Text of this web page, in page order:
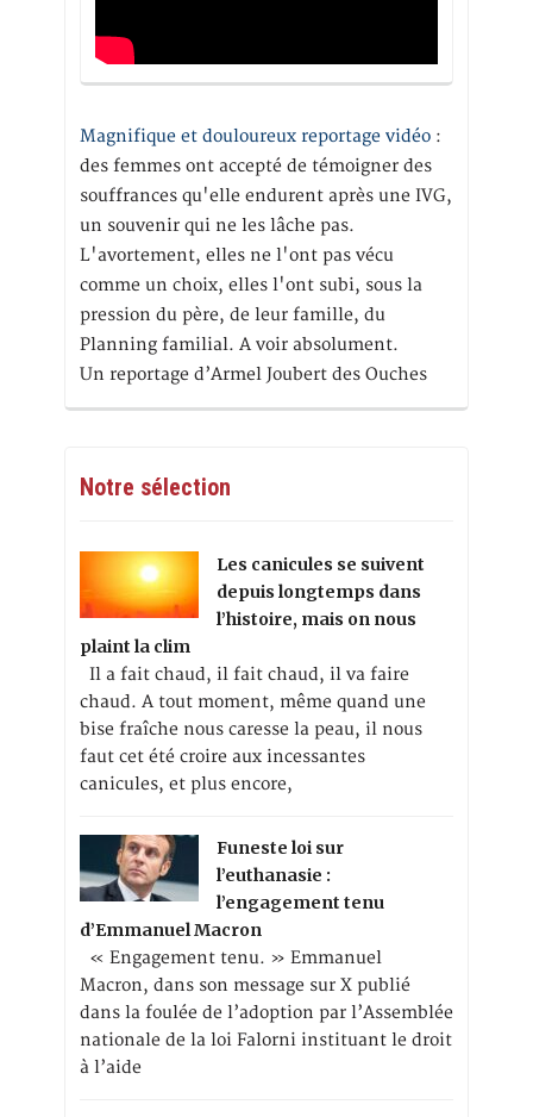
Magnifique et douloureux reportage vidéo :
des femmes ont accepté de témoigner des
souffrances qu'elle endurent après une IVG,
un souvenir qui ne les lâche pas.
L'avortement, elles ne l'ont pas vécu
comme un choix, elles l'ont subi, sous la
pression du père, de leur famille, du
Planning familial. A voir absolument.
Un reportage d’Armel Joubert des Ouches
Notre sélection
Les canicules se suivent
depuis longtemps dans
l’histoire, mais on nous
plaint la clim
Il a fait chaud, il fait chaud, il va faire
chaud. A tout moment, même quand une
bise fraîche nous caresse la peau, il nous
faut cet été croire aux incessantes
canicules, et plus encore,
Funeste loi sur
l’euthanasie :
l’engagement tenu
d’Emmanuel Macron
« Engagement tenu. » Emmanuel
Macron, dans son message sur X publié
dans la foulée de l’adoption par l’Assemblée
nationale de la loi Falorni instituant le droit
à l’aide